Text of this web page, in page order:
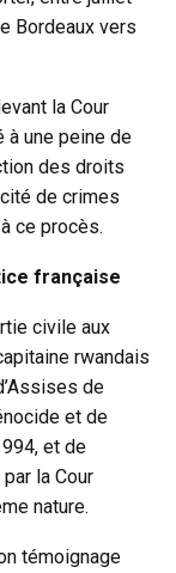
Bordeaux vers
la Cour
à une peine de
des droits
de crimes
ce procès.
française
civile aux
rwandais
de
et de
et de
la Cour
nature.
témoignage